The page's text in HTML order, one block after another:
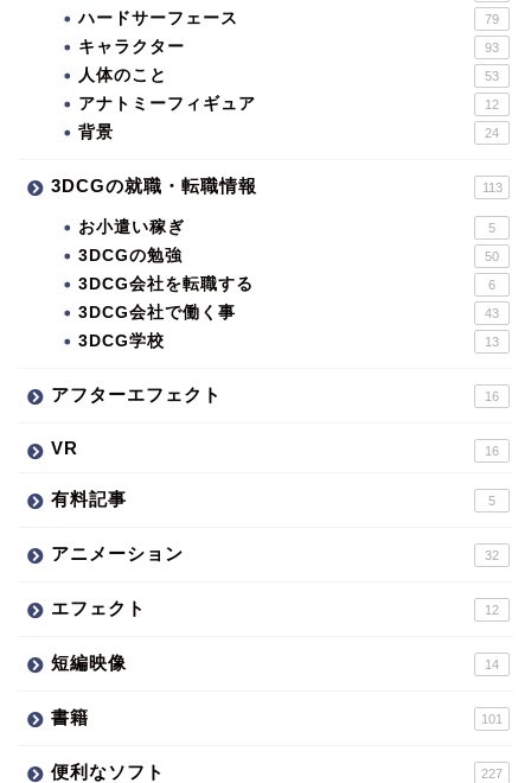
ハードサーフェース 79
キャラクター 93
人体のこと 53
アナトミーフィギュア 12
背景 24
3DCGの就職・転職情報 113
お小遣い稼ぎ 5
3DCGの勉強 50
3DCG会社を転職する 6
3DCG会社で働く事 43
3DCG学校 13
アフターエフェクト 16
VR 16
有料記事 5
アニメーション 32
エフェクト 12
短編映像 14
書籍 101
便利なソフト 227